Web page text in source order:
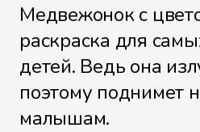
Медвежонок с
раскраска для
детей. Ведь она
поэтому поднимет
малышам.